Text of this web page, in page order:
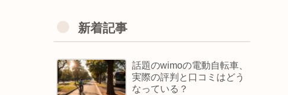
新着記事
話題のwimoの電動自転車、
実際の評判と口コミはどう
なっている？